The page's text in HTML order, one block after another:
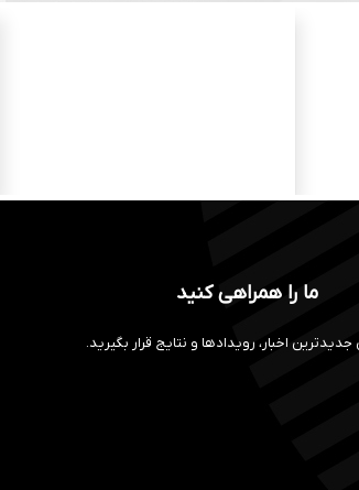
ما را همراهی کنید
جدیدترین اخبار، رویدادها و نتایج قرار بگیرید.